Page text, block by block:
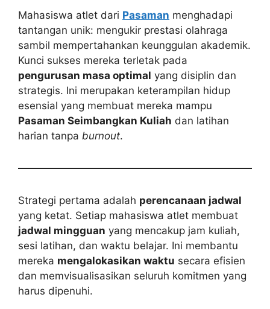
Mahasiswa atlet dari Pasaman menghadapi
tantangan unik: mengukir prestasi olahraga
sambil mempertahankan keunggulan akademik.
Kunci sukses mereka terletak pada
pengurusan masa optimal yang disiplin dan
strategis. Ini merupakan keterampilan hidup
esensial yang membuat mereka mampu
Pasaman Seimbangkan Kuliah dan latihan
harian tanpa burnout.
Strategi pertama adalah perencanaan jadwal
yang ketat. Setiap mahasiswa atlet membuat
jadwal mingguan yang mencakup jam kuliah,
sesi latihan, dan waktu belajar. Ini membantu
mereka mengalokasikan waktu secara efisien
dan memvisualisasikan seluruh komitmen yang
harus dipenuhi.